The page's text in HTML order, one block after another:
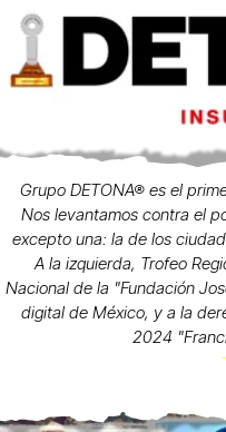
Grupo DETONA® es el
Nos levantamos contra el
excepto una: la de los
A la izquierda, Trofeo
Nacional de la "Fundación
digital de México, y a la
2024